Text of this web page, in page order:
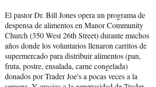
El pastor Dr. Bill Jones opera un programa de
despensa de alimentos en Manor Community
Church (350 West 26th Street) durante muchos
años donde los voluntarios llenaron carritos de
supermercado para distribuir alimentos (pan,
fruta, postre, ensalada, carne congelada)
donados por Trader Joe's a pocas veces a la